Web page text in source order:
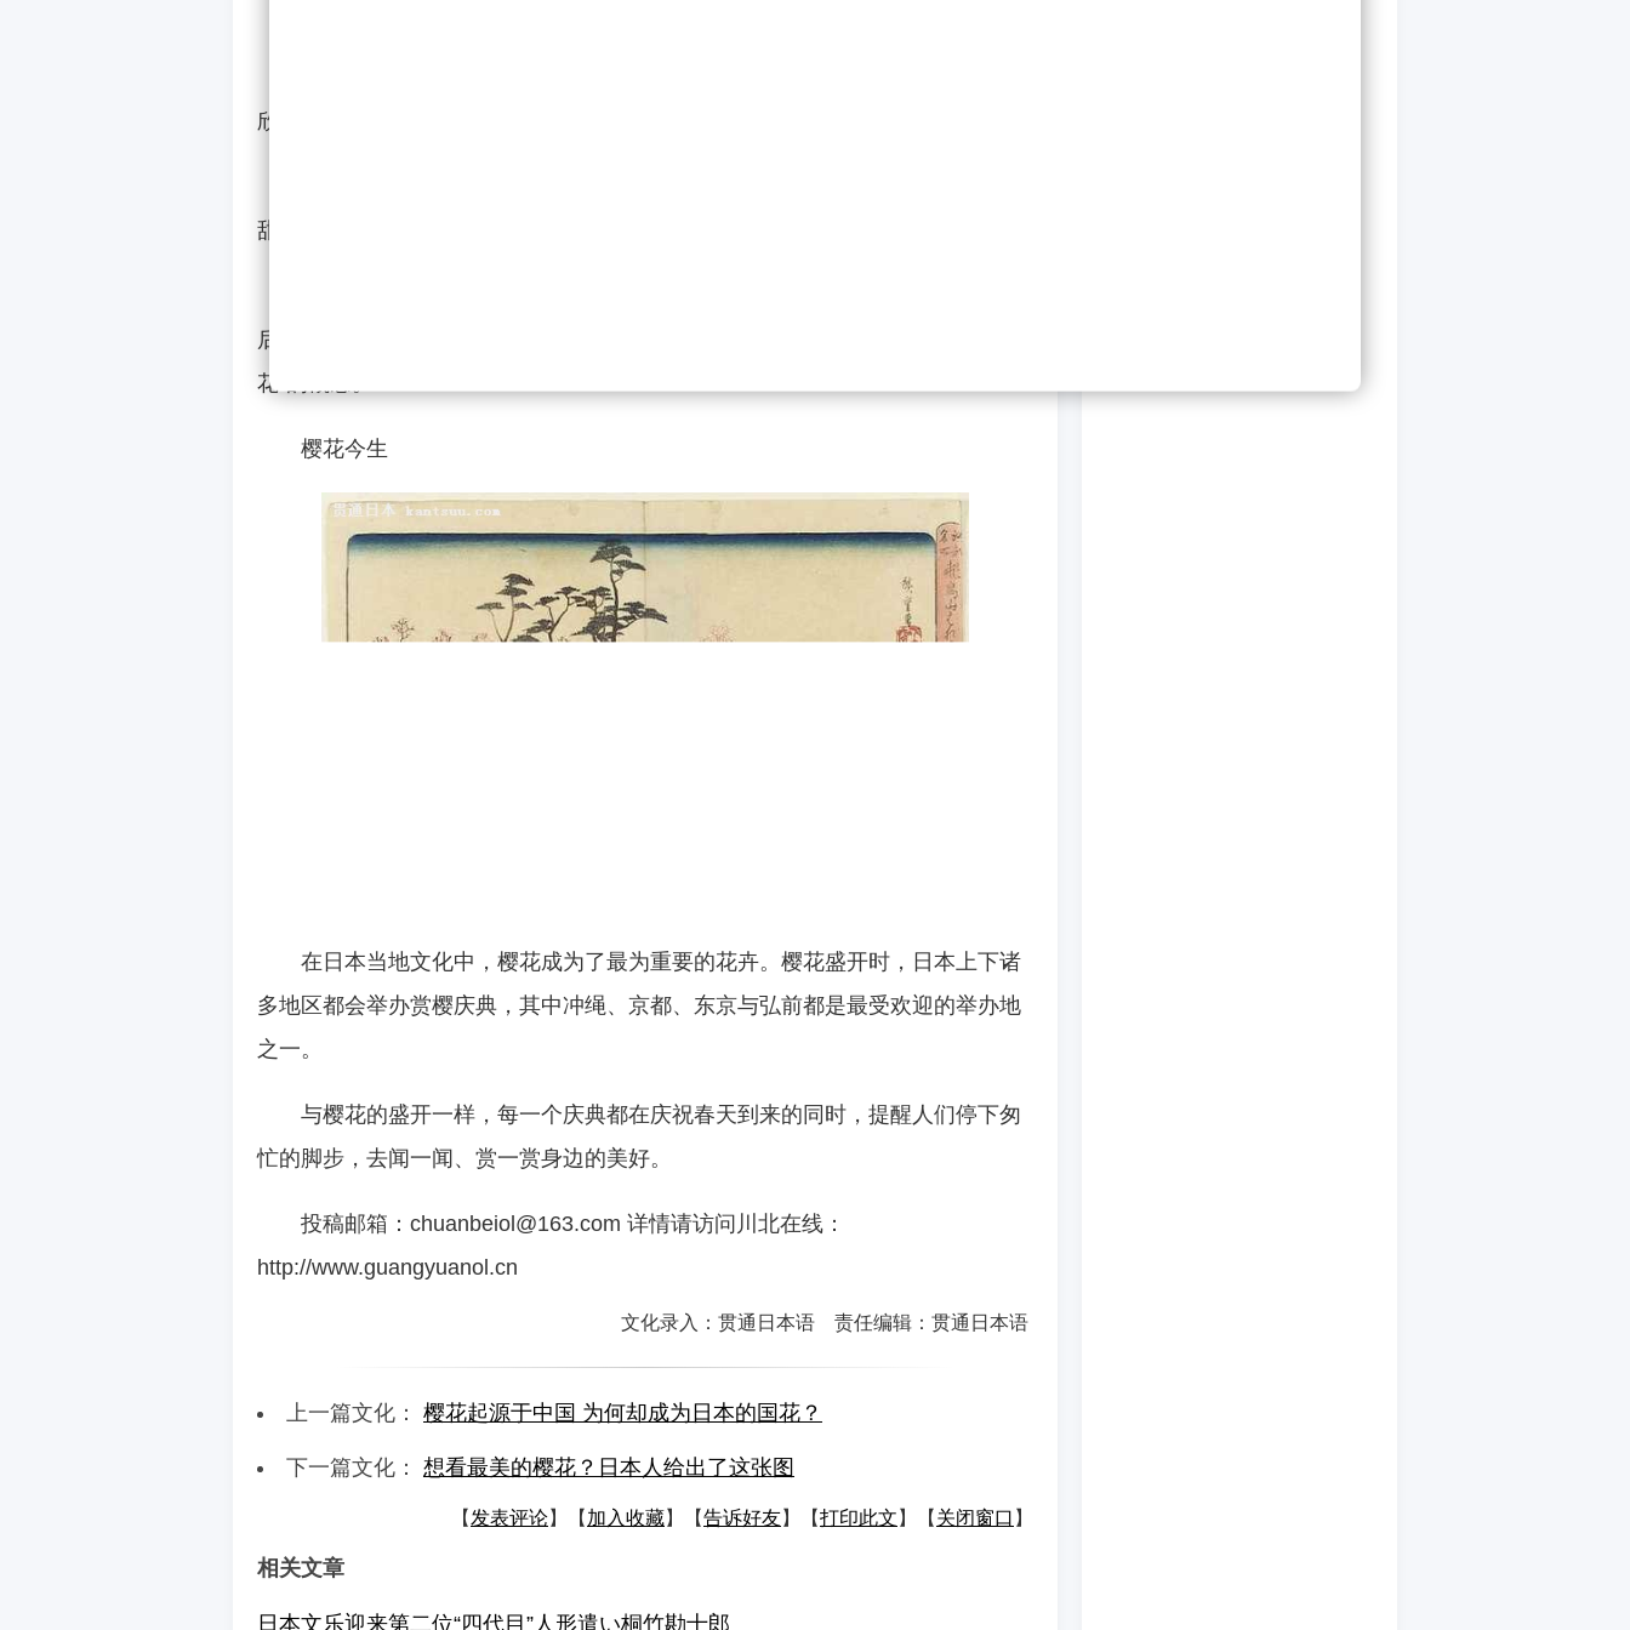
欣赏另一种植物：梅花。
甜美的梅花早开一个月，被古人视为“春天所盛开最重要的花”。
后，樱花的知名度超过梅花，夺走了梅花根深蒂固的地位，并重新定义了“赏
花”的概念。
樱花今生
在日本当地文化中，樱花成为了最为重要的花卉。樱花盛开时，日本上下诸
多地区都会举办赏樱庆典，其中冲绳、京都、东京与弘前都是最受欢迎的举办地
之一。
与樱花的盛开一样，每一个庆典都在庆祝春天到来的同时，提醒人们停下匆
忙的脚步，去闻一闻、赏一赏身边的美好。
投稿邮箱：chuanbeiol@163.com 详情请访问川北在线：
http://www.guangyuanol.cn
文化录入：贯通日本语 责任编辑：贯通日本语
上一篇文化： 樱花起源于中国 为何却成为日本的国花？
下一篇文化： 想看最美的樱花？日本人给出了这张图
【 发表评论】【 加入收藏】【告诉好友】【打印此文 】【 关闭窗口 】
相关文章
日本文乐迎来第二位“四代目”人形遣い桐竹勘十郎